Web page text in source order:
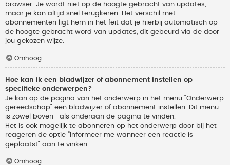
browser. Je wordt niet op de hoogte gebracht van updates,
maar je kan altijd snel terugkeren. Het verschil met
abonnementen ligt hem in het feit dat je hierbij automatisch op
de hoogte gebracht word van updates, dit gebeurd via de door
jou gekozen wijze.
Omhoog
Hoe kan ik een bladwijzer of abonnement instellen op
specifieke onderwerpen?
Je kan op de pagina van het onderwerp in het menu “Onderwerp
gereedschap” een bladwijzer of abonnement instellen. Dit menu
is zowel boven- als onderaan de pagina te vinden.
Het is ook mogelijk te abonneren op het onderwerp door bij het
reageren de optie “Informeer me wanneer een reactie is
geplaatst” aan te vinken.
Omhoog